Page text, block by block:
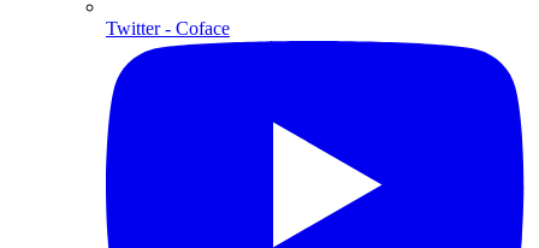
Twitter- Coface